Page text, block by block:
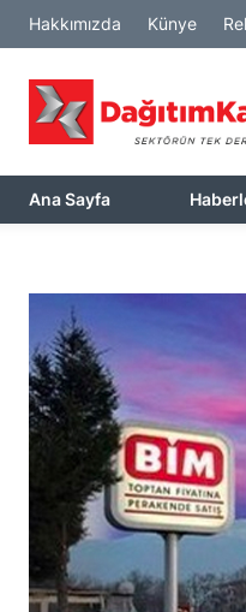
Hakkımızda Künye
Ana Sayfa